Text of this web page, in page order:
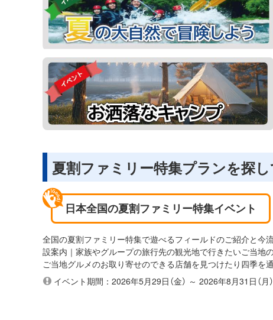
夏割ファミリー特集プランを探
日本全国の夏割ファミリー特集イベント
全国の夏割ファミリー特集で遊べるフィールドのご紹介と
設案内｜家族やグループの旅行先の観光地で行きたいご当
ご当地グルメのお取り寄せのできる店舗を見つけたり四季
イベント期間：2026年5月29日（金） ～ 2026年8月31日（月）